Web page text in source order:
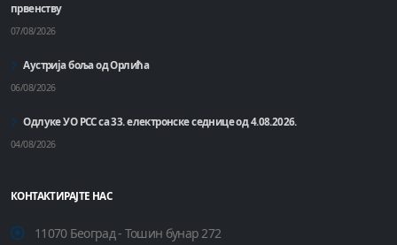
првенству
07/08/2026
Аустрија боља од Орлића
06/08/2026
Одлуке УО РСС са 33. електронске седнице од 4.08.2026.
04/08/2026
КОНТАКТИРАЈТЕ НАС
11070 Београд - Тошин бунар 272